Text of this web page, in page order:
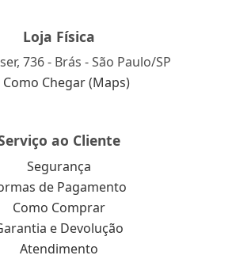
Loja Física
736 - Brás - São Paulo/SP
Como Chegar (Maps)
ao Cliente
Segurança
de Pagamento
Como Comprar
e Devolução
Atendimento